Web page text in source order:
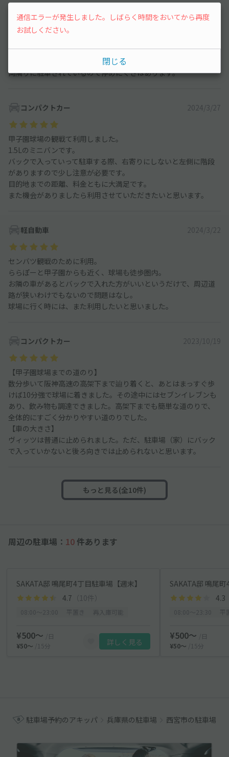
コンパクトカー
戸建てのガレージに停める形式になりますが
両隣りに駐車されているので停めにくさはあります。
コンパクトカー 2024/3/27
甲子園球場の観戦て利用しました。
1.5Lのミニバンです。
バックで入っていって駐車する際、右寄りにしないと左側に階段
がありますので少し注意が必要です。
目的地までの距離、料金ともに大満足です。
また機会がありましたら利用させていただきたいと思います。
軽自動車 2024/3/22
センバツ観戦のために利用。
ららぽーと甲子園からも近く、球場も徒歩圏内。
お隣の車があるとバックで入れた方がいいというだけで、周辺道
路が狭いわけでもないので問題はなし。
球場に行く時には、また利用したいと思いました。
コンパクトカー 2023/10/19
【甲子園球場までの道のり】
数分歩いて阪神高速の高架下まで辿り着くと、あとはまっすぐ歩
けば10分強で球場に着きました。その途中にはセブンイレブンも
あり、飲み物も調達できました。高架下までも簡単な道のりで、
全体的にすごく分かりやすい道のりでした。
【車の大きさ】
ヴィッツは普通に止められました。ただ、駐車場（家）にバック
で入っていかないと後ろ向きでは止められないと思います。
もっと見る(全10件)
周辺の駐車場： 10 件あります
SAKATA邸 鳴尾町4丁目駐車場【週末】
4.7 （10件）
¥500〜
/日
¥50〜
/15分 詳しく見る
SAKATA邸 鳴尾
4.3
¥500〜
/日
¥50〜
/15分
駐車場予約のアキッパ 兵庫県の駐車場 西宮市の駐車場
通信エラーが発生しました。しばらく時間をおいてから再度
お試しください。
閉じる